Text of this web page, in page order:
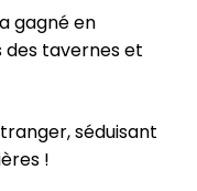
gagné en
tavernes et
séduisant
!